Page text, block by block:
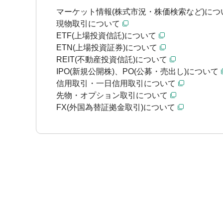
マーケット情報(株式市況・株価検索など)につ
現物取引について
ETF(上場投資信託)について
ETN(上場投資証券)について
REIT(不動産投資信託)について
IPO(新規公開株)、PO(公募・売出し)について
信用取引・一日信用取引について
先物・オプション取引について
FX(外国為替証拠金取引)について